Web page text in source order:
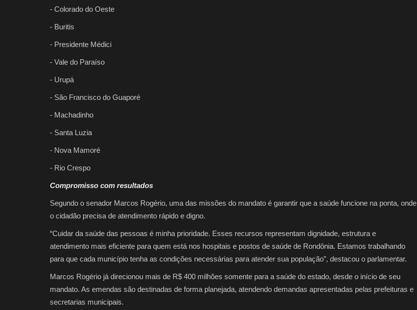
- Colorado do Oeste
- Buritis
- Presidente Médici
- Vale do Paraíso
- Urupá
- São Francisco do Guaporé
- Machadinho
- Santa Luzia
- Nova Mamoré
- Rio Crespo
Compromisso com resultados
Segundo o senador Marcos Rogério, uma das missões do mandato é garantir que a saúde funcione na ponta, onde
o cidadão precisa de atendimento rápido e digno.
“Cuidar da saúde das pessoas é minha prioridade. Esses recursos representam dignidade, estrutura e
atendimento mais eficiente para quem está nos hospitais e postos de saúde de Rondônia. Estamos trabalhando
para que cada município tenha as condições necessárias para atender sua população”, destacou o parlamentar.
Marcos Rogério já direcionou mais de R$ 400 milhões somente para a saúde do estado, desde o início de seu
mandato. As emendas são destinadas de forma planejada, atendendo demandas apresentadas pelas prefeituras e
secretarias municipais.